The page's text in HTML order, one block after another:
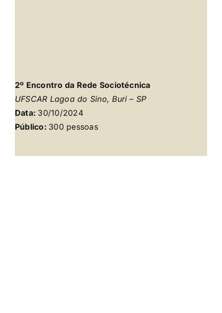
2º Encontro da Rede Sociotécnica
UFSCAR Lagoa do Sino, Buri – SP
Data: 30/10/2024
Público: 300 pessoas